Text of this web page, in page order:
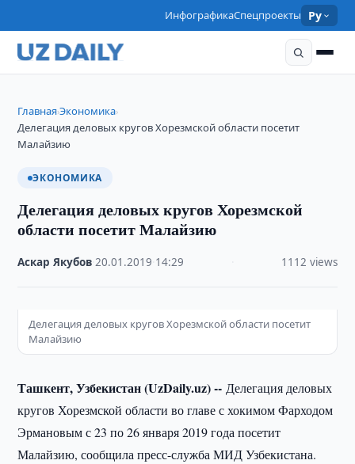
ИнфографикаСпецпроекты Ру
Главная›Экономика›
Делегация деловых кругов Хорезмской области посетит
Малайзию
ЭКОНОМИКА
Делегация деловых кругов Хорезмской
области посетит Малайзию
Аскар Якубов ·20.01.2019 14:29 1112 views
Делегация деловых кругов Хорезмской области посетит
Малайзию
Ташкент, Узбекистан (UzDaily.uz) --Делегация деловых
кругов Хорезмской области во главе с хокимом Фарходом
Эрмановым с 23 по 26 января 2019 года посетит
Малайзию, сообщила пресс-служба МИД Узбекистана.